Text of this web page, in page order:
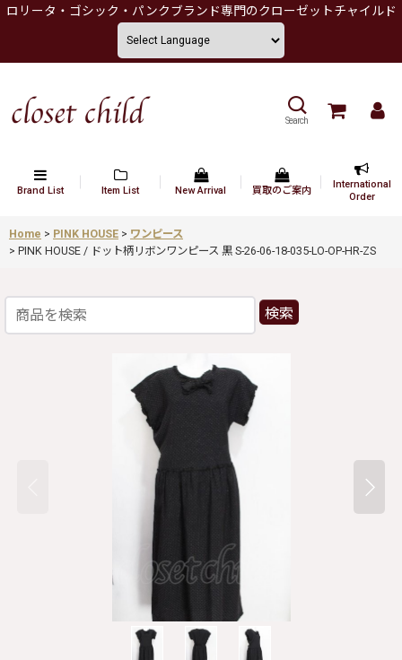
ロリータ・ゴシック・パンクブランド専門のクローゼットチャイルド
Search
Brand List Item List New Arrival 買取のご案内
International
Order
Home > PINK HOUSE > ワンピース
> PINK HOUSE / ドット柄リボンワンピース 黒 S-26-06-18-035-LO-OP-HR-ZS
検索